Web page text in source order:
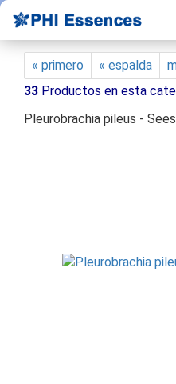
« primero « espalda
33 Productos en esta
Pleurobrachia pileus -